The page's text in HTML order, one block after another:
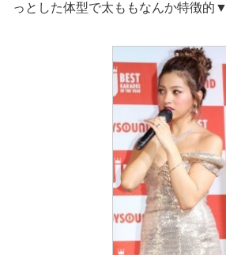
っとした体型で太ももなんか特徴的▼